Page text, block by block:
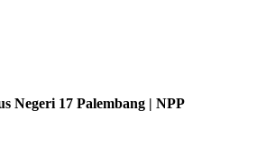
Negeri 17 Palembang | NPP